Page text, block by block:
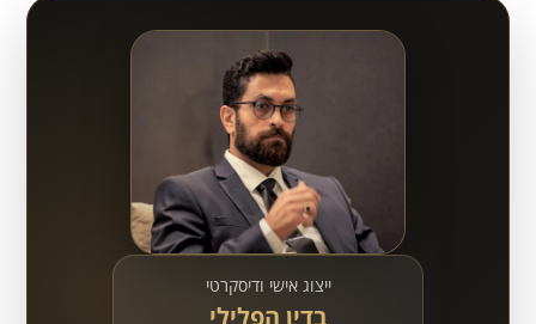
ייצוג אישי ודיסקרטי